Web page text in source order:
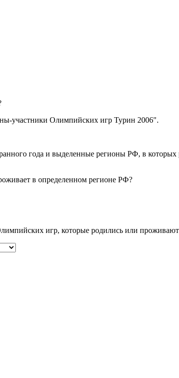
участники Олимпийских игр Турин 2006".
года и выделенные регионы РФ, в
в определенном регионе РФ?
игр, которые родились или